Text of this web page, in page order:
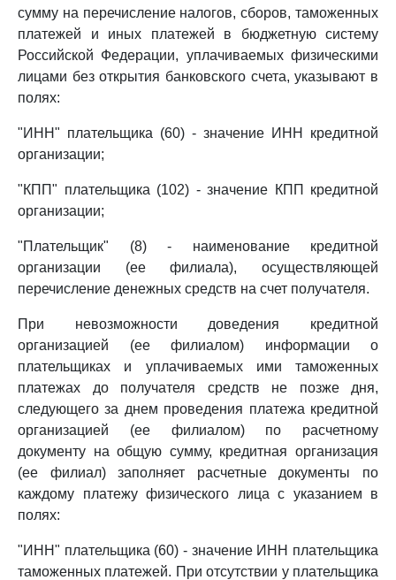
сумму на перечисление налогов, сборов, таможенных
платежей и иных платежей в бюджетную систему
Российской Федерации, уплачиваемых физическими
лицами без открытия банковского счета, указывают в
полях:
"ИНН" плательщика (60) - значение ИНН кредитной
организации;
"КПП" плательщика (102) - значение КПП кредитной
организации;
"Плательщик" (8) - наименование кредитной
организации (ее филиала), осуществляющей
перечисление денежных средств на счет получателя.
При невозможности доведения кредитной
организацией (ее филиалом) информации о
плательщиках и уплачиваемых ими таможенных
платежах до получателя средств не позже дня,
следующего за днем проведения платежа кредитной
организацией (ее филиалом) по расчетному
документу на общую сумму, кредитная организация
(ее филиал) заполняет расчетные документы по
каждому платежу физического лица с указанием в
полях:
"ИНН" плательщика (60) - значение ИНН плательщика
таможенных платежей. При отсутствии у плательщика